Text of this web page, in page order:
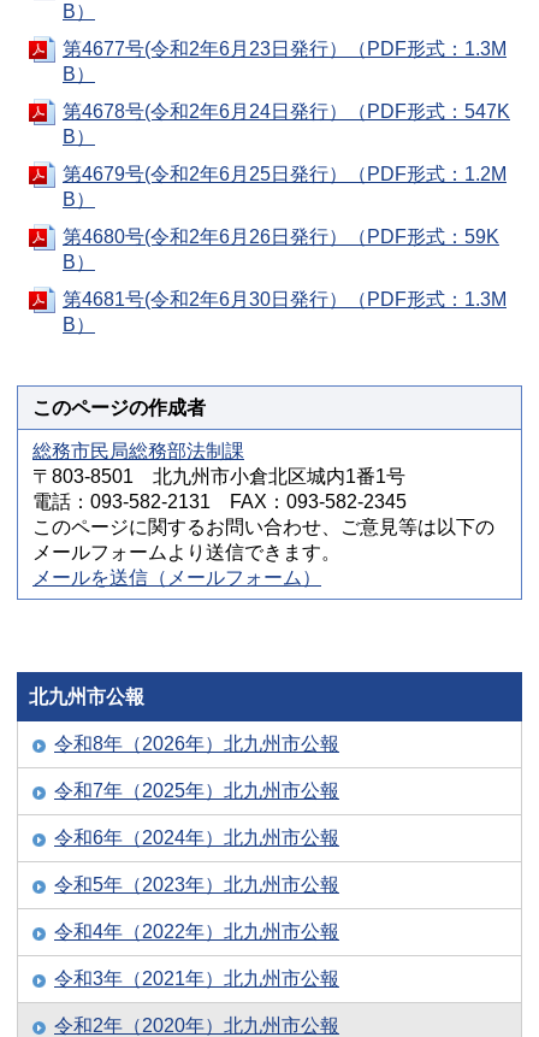
B）
第4677号(令和2年6月23日発行）（PDF形式：1.3M
B）
第4678号(令和2年6月24日発行）（PDF形式：547K
B）
第4679号(令和2年6月25日発行）（PDF形式：1.2M
B）
第4680号(令和2年6月26日発行）（PDF形式：59K
B）
第4681号(令和2年6月30日発行）（PDF形式：1.3M
B）
このページの作成者
総務市民局総務部法制課
〒803-8501 北九州市小倉北区城内1番1号
電話：093-582-2131 FAX：093-582-2345
このページに関するお問い合わせ、ご意見等は以下の
メールフォームより送信できます。
メールを送信（メールフォーム）
北九州市公報
令和8年（2026年）北九州市公報
令和7年（2025年）北九州市公報
令和6年（2024年）北九州市公報
令和5年（2023年）北九州市公報
令和4年（2022年）北九州市公報
令和3年（2021年）北九州市公報
令和2年（2020年）北九州市公報